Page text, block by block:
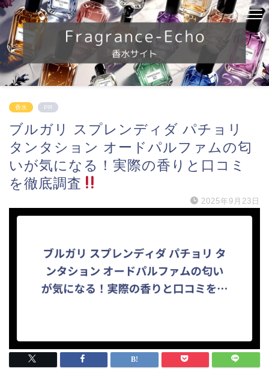
香水 PR
ブルガリ スプレンディダ パチョリ
タンタション オードパルファムの匂
いが気になる！実際の香りと口コミ
を徹底調査
2025年9月23日